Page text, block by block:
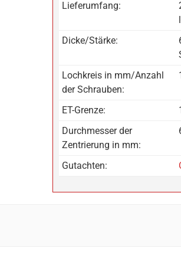
Lieferumfang:
Dicke/Stärke:
Lochkreis in mm/Anzahl
der Schrauben:
ET-Grenze:
Durchmesser der
Zentrierung in mm:
Gutachten: